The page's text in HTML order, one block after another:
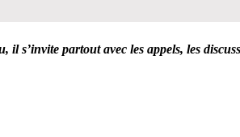
s’invite partout avec les appels, les